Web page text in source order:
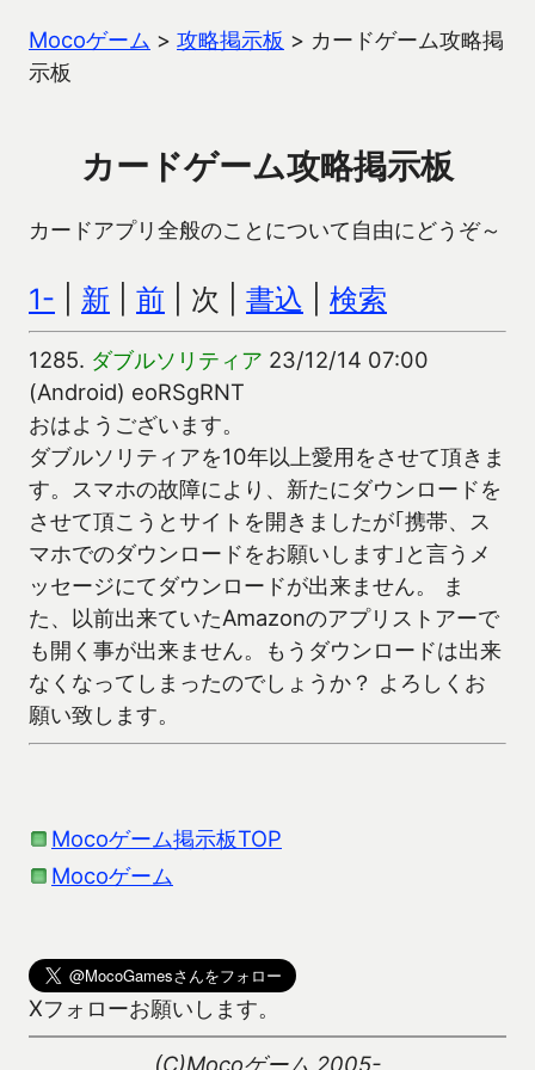
Mocoゲーム > 攻略掲示板 > カードゲーム攻略掲
示板
カードゲーム攻略掲示板
カードアプリ全般のことについて自由にどうぞ～
1- 新 前 | 次 | 書込 検索
1285. ダブルソリティア 23/12/14 07:00
(Android) eoRSgRNT
おはようございます。
ダブルソリティアを10年以上愛用をさせて頂きま
す。スマホの故障により、新たにダウンロードを
させて頂こうとサイトを開きましたが｢携帯、ス
マホでのダウンロードをお願いします｣と言うメ
ッセージにてダウンロードが出来ません。 ま
た、以前出来ていたAmazonのアプリストアーで
も開く事が出来ません。もうダウンロードは出来
なくなってしまったのでしょうか？ よろしくお
願い致します。
Mocoゲーム掲示板TOP
Mocoゲーム
Xフォローお願いします。
(C)Mocoゲーム 2005-